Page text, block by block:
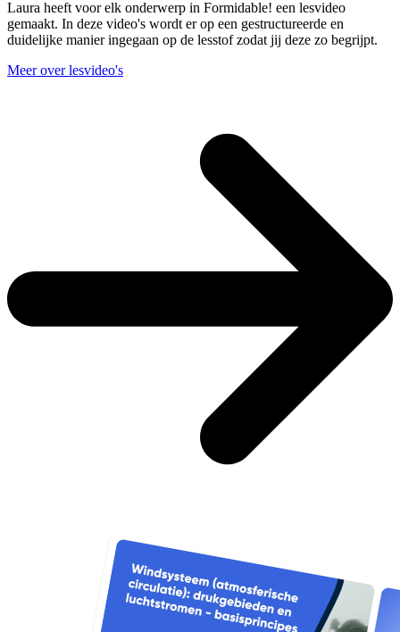
Laura heeft voor elk onderwerp in Formidable! een lesvideo
gemaakt. In deze video's wordt er op een gestructureerde en
duidelijke manier ingegaan op de lesstof zodat jij deze zo begrijpt.
Meer over lesvideo's